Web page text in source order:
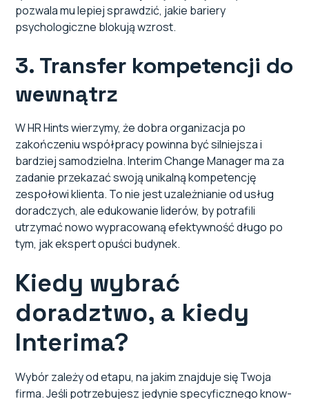
pozwala mu lepiej sprawdzić, jakie bariery
psychologiczne blokują wzrost.
3. Transfer kompetencji do
wewnątrz
W HR Hints wierzymy, że dobra organizacja po
zakończeniu współpracy powinna być silniejsza i
bardziej samodzielna. Interim Change Manager ma za
zadanie przekazać swoją unikalną kompetencję
zespołowi klienta. To nie jest uzależnianie od usług
doradczych, ale edukowanie liderów, by potrafili
utrzymać nowo wypracowaną efektywność długo po
tym, jak ekspert opuści budynek.
Kiedy wybrać
doradztwo, a kiedy
Interima?
Wybór zależy od etapu, na jakim znajduje się Twoja
firma. Jeśli potrzebujesz jedynie specyficznego know-